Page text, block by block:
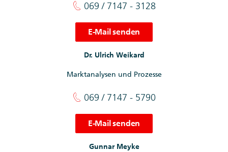
069 / 7147 - 3128
E-Mail senden
Dr. Ulrich Weikard
Marktanalysen und Prozesse
069 / 7147 - 5790
E-Mail senden
Gunnar Meyke